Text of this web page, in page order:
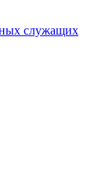
служащих